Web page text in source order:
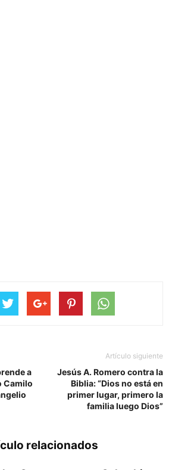
a
Camilo
Artículo siguiente
Jesús A. Romero contra la
Biblia: “Dios no está en
primer lugar, primero la
familia luego Dios”
relacionados